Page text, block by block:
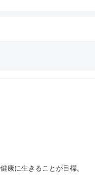
康に生きることが目標。